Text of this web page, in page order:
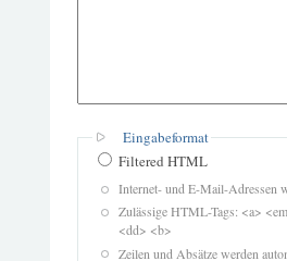
Eingabeformat
Filtered HTML
Internet- und E-Mail-Adressen
Zulässige HTML-Tags: <a>
<dd> <b>
Zeilen und Absätze werden